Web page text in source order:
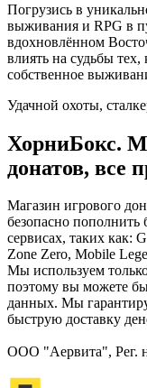
Погрузись в
выживания и RPG в
вдохновлённом
влиять на судьбы
собственное
Удачной охоты,
ХорниБокс.
донатов, все
Магазин игрового
безопасно пополнить
сервисах, таких как:
Zone Zero, Mobile
Мы используем
поэтому вы можете
данных. Мы
быструю доставку
ООО "Аервита", Рег.